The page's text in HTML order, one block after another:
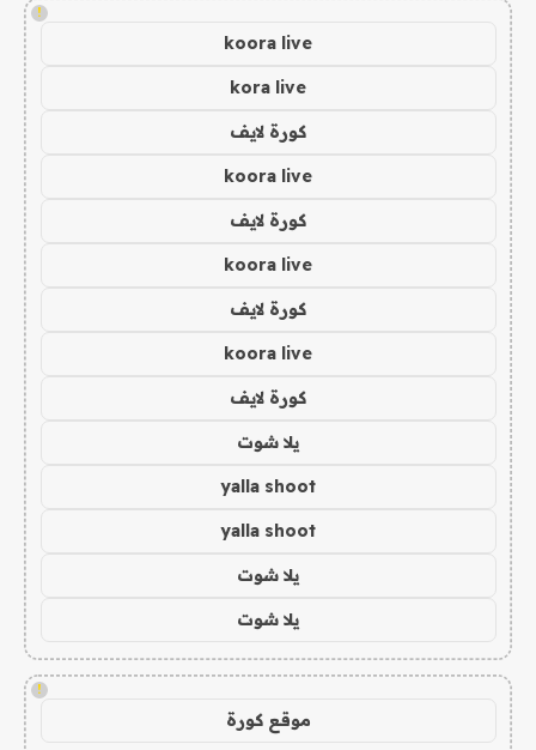
!
koora live
kora live
كورة لايف
koora live
كورة لايف
koora live
كورة لايف
koora live
كورة لايف
يلا شوت
yalla shoot
yalla shoot
يلا شوت
يلا شوت
!
موقع كورة